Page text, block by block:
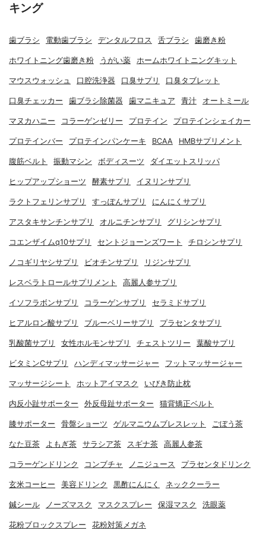
キング
歯ブラシ 電動歯ブラシ デンタルフロス 舌ブラシ 歯磨き粉
ホワイトニング歯磨き粉 うがい薬 ホームホワイトニングキット
マウスウォッシュ 口腔洗浄器 口臭サプリ 口臭タブレット
口臭チェッカー 歯ブラシ除菌器 歯マニキュア 青汁 オートミール
マヌカハニー コラーゲンゼリー プロテイン プロテインシェイカー
プロテインバー プロテインパンケーキ BCAA HMBサプリメント
腹筋ベルト 振動マシン ボディスーツ ダイエットスリッパ
ヒップアップショーツ 酵素サプリ イヌリンサプリ
ラクトフェリンサプリ すっぽんサプリ にんにくサプリ
アスタキサンチンサプリ オルニチンサプリ グリシンサプリ
コエンザイムq10サプリ セントジョーンズワート チロシンサプリ
ノコギリヤシサプリ ビオチンサプリ リジンサプリ
レスベラトロールサプリメント 高麗人参サプリ
イソフラボンサプリ コラーゲンサプリ セラミドサプリ
ヒアルロン酸サプリ ブルーベリーサプリ プラセンタサプリ
乳酸菌サプリ 女性ホルモンサプリ チェストツリー 葉酸サプリ
ビタミンCサプリ ハンディマッサージャー フットマッサージャー
マッサージシート ホットアイマスク いびき防止枕
内反小趾サポーター 外反母趾サポーター 猫背矯正ベルト
膝サポーター 骨盤ショーツ ゲルマニウムブレスレット ごぼう茶
なた豆茶 よもぎ茶 サラシア茶 スギナ茶 高麗人参茶
コラーゲンドリンク コンブチャ ノニジュース プラセンタドリンク
玄米コーヒー 美容ドリンク 黒酢にんにく ネッククーラー
鍼シール ノーズマスク マスクスプレー 保湿マスク 洗眼薬
花粉ブロックスプレー 花粉対策メガネ